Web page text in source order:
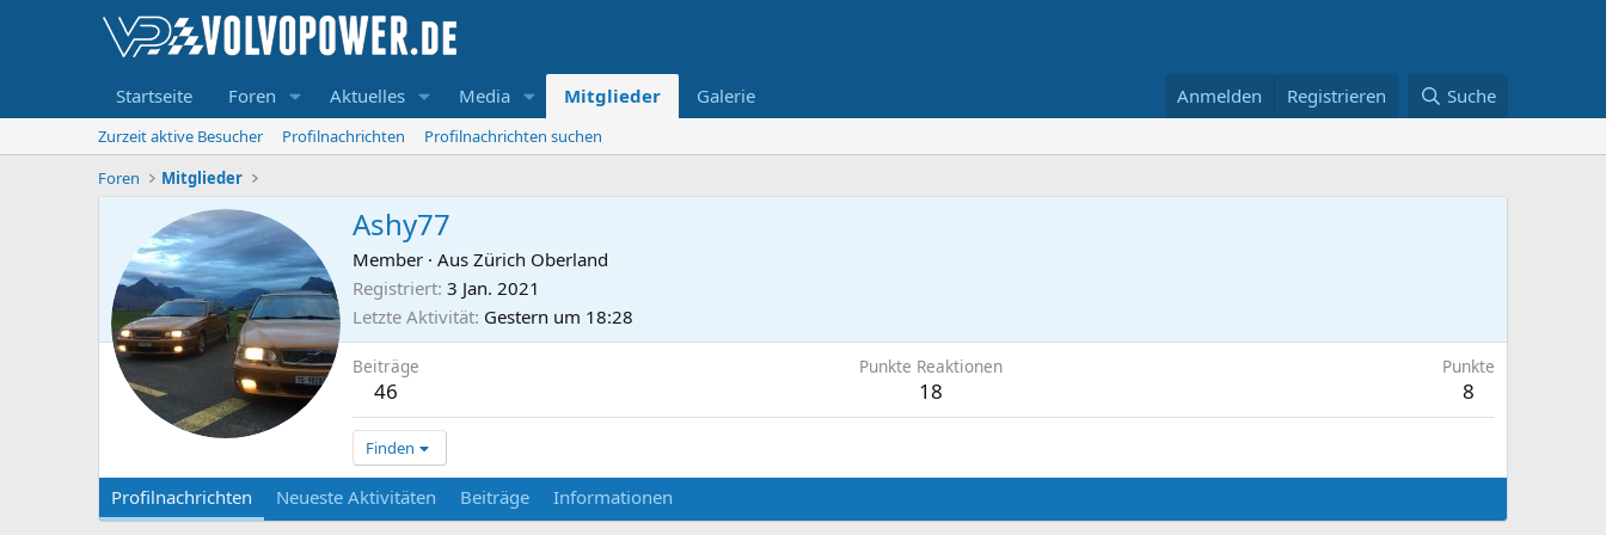
Startseite Foren Aktuelles Media Mitglieder Galerie Anmelden Registrieren Suche
Zurzeit aktive Besucher Profilnachrichten
Profilnachrichten suchen
Foren
Mitglieder
Ashy77
Member · Aus Zürich Oberland
Registriert 3 Jan. 2021
Letzte Aktivität Gestern um 18:28
Beiträge
46
Punkte Reaktionen
18
Punkte
8
Finden
Profilnachrichten Neueste Aktivitäten Beiträge Informationen